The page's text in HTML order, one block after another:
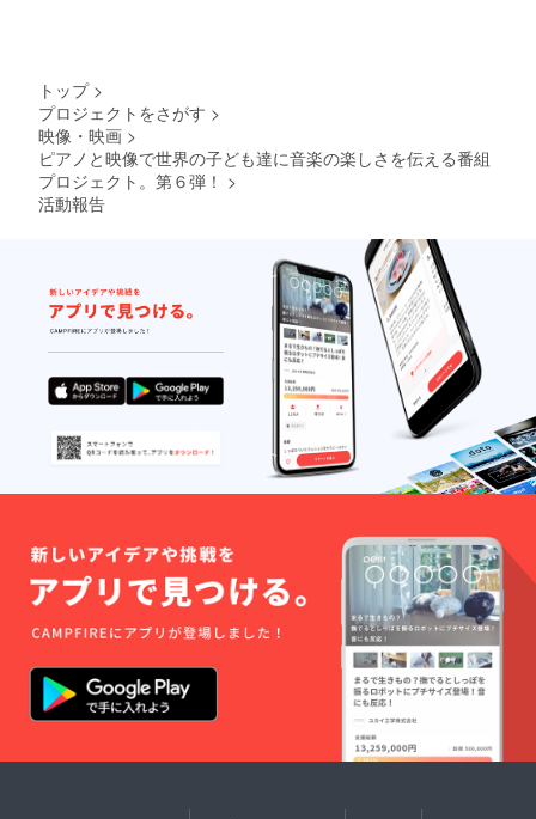
てみた
ルな楽
しみ方
してみ
てくだ
さい。
ます。 ※支援期
メールアドレス
宛にご連絡を差
し上げます。こ
ちらのメール返
信にて、①か②
のどちらをお選
びいただくかを
確認させて頂き
ます。
トップ >
プロジェクトをさがす >
映像・映画 >
ピアノと映像で世界の子ども達に音楽の楽しさを伝える番組
プロジェクト。第６弾！ >
活動報告